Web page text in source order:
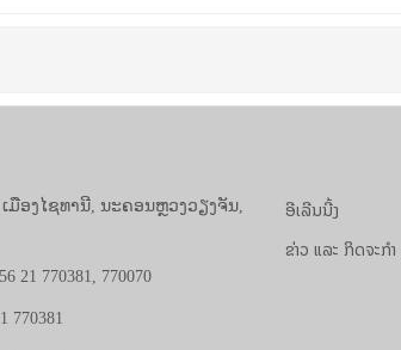
ມືອງໄຊທານີ, ນະຄອນຫຼວງວຽງຈັນ,
21 770381, 770070
770381
ອີເລີນນີ້ງ
ຂ່າວ ແລະ ກິດຈະກຳ